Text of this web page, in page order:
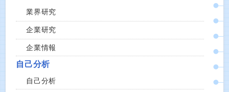
業界研究
企業研究
企業情報
自己分析
自己分析